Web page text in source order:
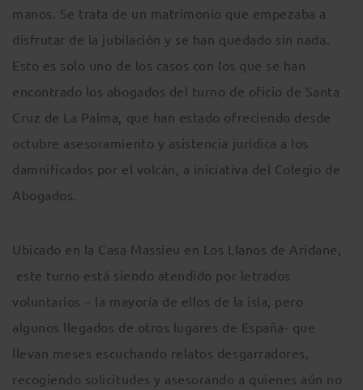
manos. Se trata de un matrimonio que empezaba a
disfrutar de la jubilación y se han quedado sin nada.
Esto es solo uno de los casos con los que se han
encontrado los abogados del turno de oficio de Santa
Cruz de La Palma, que han estado ofreciendo desde
octubre asesoramiento y asistencia jurídica a los
damnificados por el volcán, a iniciativa del Colegio de
Abogados.
Ubicado en la Casa Massieu en Los Llanos de Aridane,
este turno está siendo atendido por letrados
voluntarios – la mayoría de ellos de la isla, pero
algunos llegados de otros lugares de España- que
llevan meses escuchando relatos desgarradores,
recogiendo solicitudes y asesorando a quienes aún no